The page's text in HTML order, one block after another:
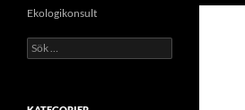
Ekologikonsult
Sök
efter: